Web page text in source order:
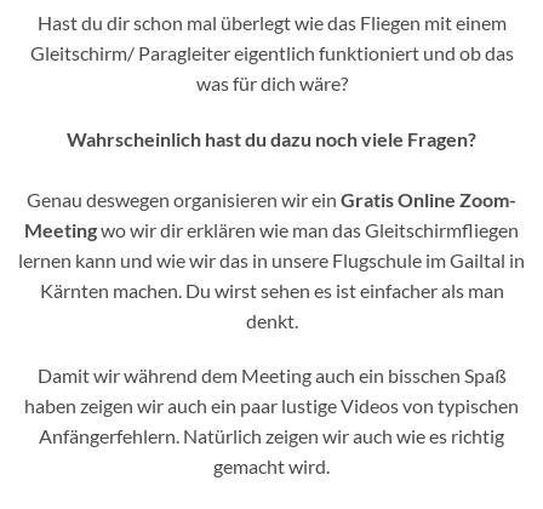
Hast du dir schon mal überlegt wie das Fliegen mit einem
Gleitschirm/ Paragleiter eigentlich funktioniert und ob das
was für dich wäre?
Wahrscheinlich hast du dazu noch viele Fragen?
Genau deswegen organisieren wir ein Gratis Online Zoom-
Meetingwo wir dir erklären wie man das Gleitschirmfliegen
lernen kann und wie wir das in unsere Flugschule im Gailtal in
Kärnten machen. Du wirst sehen es ist einfacher als man
denkt.
Damit wir während dem Meeting auch ein bisschen Spaß
haben zeigen wir auch ein paar lustige Videos von typischen
Anfängerfehlern. Natürlich zeigen wir auch wie es richtig
gemacht wird.